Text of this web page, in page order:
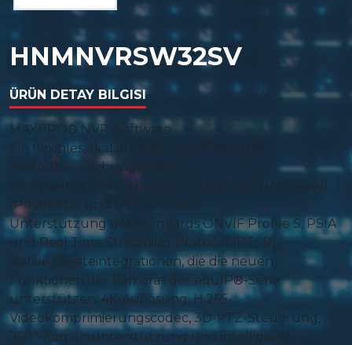
HNMNVRSW32SV
ÜRÜN DETAY BILGISI
MAXPRO® NVR-Software
Ein flexibles, skalierbares und offenes IP-
Videoüberwachungssystem
Integrierbar in die gesamte Palette der Honeywell
IP-Kameras und HVE-Encoder
Unterstützung der Standards ONVIF Profile S, PSIA
und Real Time Streaming Protocol (RTSP)
Native Geräteintegrationen, die die neuen
Funktionen der Kameras der equIP®-Serie
unterstützen: 4K-Auflösung, H.265-
Videokomprimierungscodec, 3D-PTZ-Steuerung,
360°-Kameraunterstützung und intelligente